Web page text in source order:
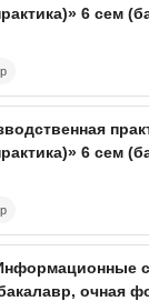
6 сем
6 сем
очная